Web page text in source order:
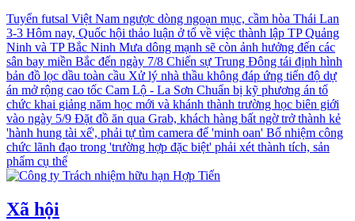
Tuyển futsal Việt Nam ngược dòng ngoạn mục, cầm hòa Thái Lan
3-3 Hôm nay, Quốc hội thảo luận ở tổ về việc thành lập TP Quảng
Ninh và TP Bắc Ninh Mưa dông mạnh sẽ còn ảnh hưởng đến các
sân bay miền Bắc đến ngày 7/8 Chiến sự Trung Đông tái định hình
bản đồ lọc dầu toàn cầu Xử lý nhà thầu không đáp ứng tiến độ dự
án mở rộng cao tốc Cam Lộ - La Sơn Chuẩn bị kỹ phương án tổ
chức khai giảng năm học mới và khánh thành trường học biên giới
vào ngày 5/9 Đặt đồ ăn qua Grab, khách hàng bất ngờ trở thành kẻ
'hành hung tài xế', phải tự tìm camera để 'minh oan' Bổ nhiệm công
chức lãnh đạo trong 'trường hợp đặc biệt' phải xét thành tích, sản
phẩm cụ thể
Xã hội